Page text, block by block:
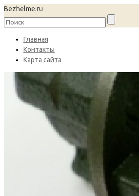
Bezhelme.ru
Главная
Контакты
Карта сайта